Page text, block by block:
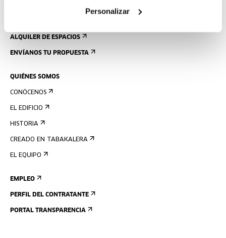
Personalizar
ALQUILER DE ESPACIOS
ENVÍANOS TU PROPUESTA
QUIÉNES SOMOS
CONÓCENOS
EL EDIFICIO
HISTORIA
CREADO EN TABAKALERA
EL EQUIPO
EMPLEO
PERFIL DEL CONTRATANTE
PORTAL TRANSPARENCIA